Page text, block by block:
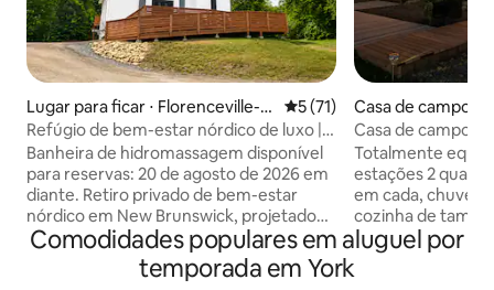
Lugar para ficar ⋅ Florenceville-B
ristol
5 de uma avaliação média
5 (71)
Refúgio de bem-estar nórdico de luxo |
Sauna + banheira de hidromassagem
Banheira de hidromassagem disponível
para reservas: 20 de agosto de 2026 em
diante. Retiro privado de bem-estar
nórdico em New Brunswick, projetado
por uma massoterapeuta registrada e
instrutora de ioga para proporcionar
descanso profundo, relaxamento e
Casa de campo ⋅
Casa de campo
Valley Escape
Totalmente
estações 2
em cada,
cozinha de
de
sauna a vapor,
livre/reabertura
Comodidades populares em aluguel por
temporada em York